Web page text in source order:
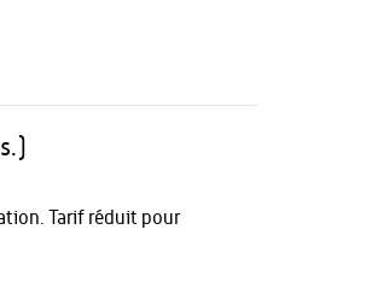
Tarif réduit pour